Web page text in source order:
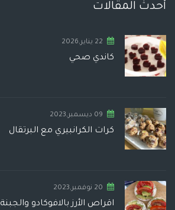
أحدث المقالات
22 يناير,2026
كاندي صحي
09 ديسمبر,2023
كرات الكرانبيري مع البرتقال
20 نوفمبر,2023
اقراص الأرز بالافوكادو والجبنة